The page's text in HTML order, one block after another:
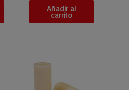
Añadir al
carrito